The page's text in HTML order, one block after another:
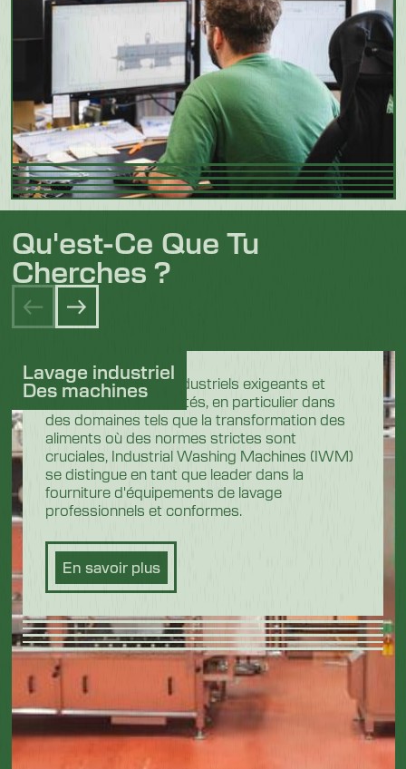
Qu'est-Ce Que Tu
Cherches ?
Dans les secteurs industriels exigeants et
hautement réglementés, en particulier dans
des domaines tels que la transformation des
aliments où des normes strictes sont
cruciales, Industrial Washing Machines (IWM)
se distingue en tant que leader dans la
fourniture d'équipements de lavage
professionnels et conformes.
En savoir plus
Lavage industriel
Des machines